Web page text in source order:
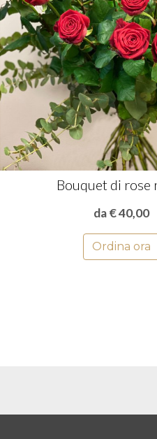
Bouquet di rose
da € 40,00
Ordina ora